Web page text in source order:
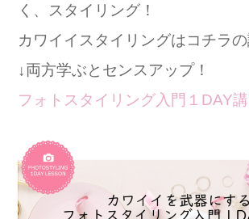
く、スタイリング！
カワイイスタイリングはコチラ
↓両方学ぶとセンスアップ！
フォトスタイリング入門１DAY